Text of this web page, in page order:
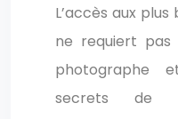
L’accès aux
ne requiert
photographe
secrets de